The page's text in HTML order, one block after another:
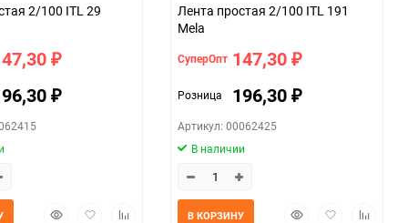
2/100 ITL 29
₽
₽
БыстрыйДобавитьДобавить
Лента простая 2/100 ITL 191
Mela
СуперОпт 147,30 ₽
Розница 196,30 ₽
Артикул: 00062425
В наличии
БыстрыйДобавить
В КОРЗИНУ